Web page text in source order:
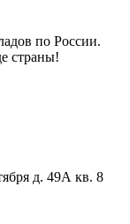
по России.
страны!
д. 49А кв. 8